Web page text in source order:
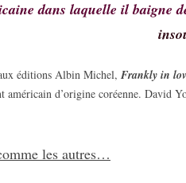
dans laquelle il baigne
éditions Albin Michel, Frankly in
américain d’origine coréenne. David
les autres…